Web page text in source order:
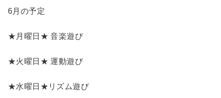
6月の予定
★月曜日★ 音楽遊び
★火曜日★ 運動遊び
★水曜日★リズム遊び